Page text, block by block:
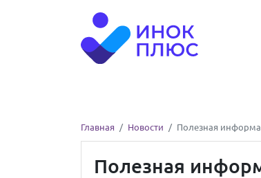
Главная Новости Полезная
Полезная